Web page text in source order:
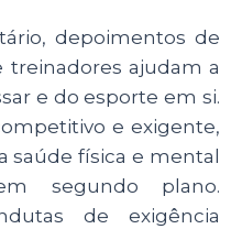
depoimentos de
treinadores ajudam a
e do esporte em si.
e exigente,
saúde física e mental
segundo plano.
de exigência